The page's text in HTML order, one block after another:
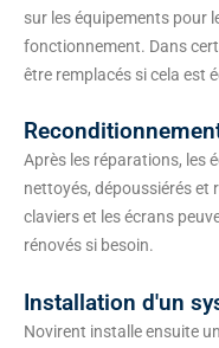
sur les équipements pour
fonctionnement. Dans
être remplacés si cela est
Après les réparations, les
nettoyés, dépoussiérés et
claviers et les écrans
rénovés si besoin.
Installation d'un
Novirent installe ensuite